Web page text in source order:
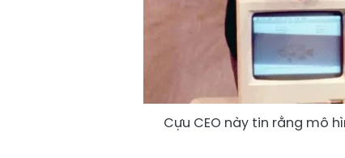
Cựu CEO này tin rằng mô